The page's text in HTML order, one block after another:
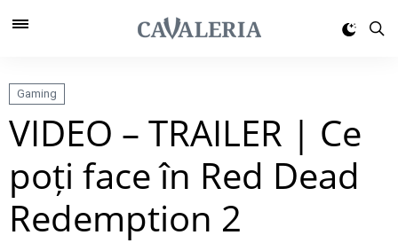
Gaming
VIDEO – TRAILER | Ce
poți face în Red Dead
Redemption 2